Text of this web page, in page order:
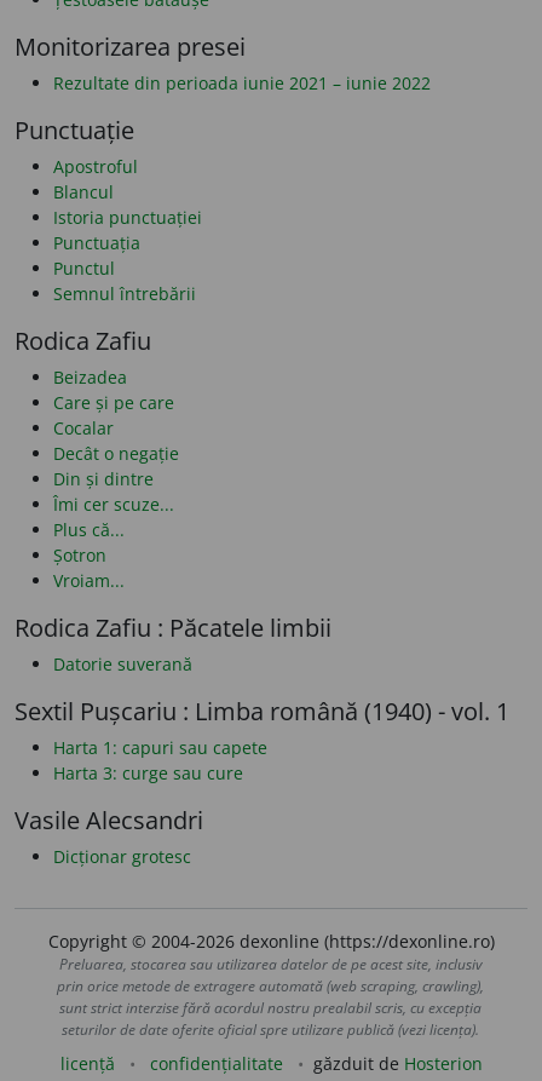
Monitorizarea presei
Rezultate din perioada iunie 2021 – iunie 2022
Punctuație
Apostroful
Blancul
Istoria punctuației
Punctuația
Punctul
Semnul întrebării
Rodica Zafiu
Beizadea
Care și pe care
Cocalar
Decât o negație
Din și dintre
Îmi cer scuze...
Plus că...
Șotron
Vroiam...
Rodica Zafiu : Păcatele limbii
Datorie suverană
Sextil Pușcariu : Limba română (1940) - vol. 1
Harta 1: capuri sau capete
Harta 3: curge sau cure
Vasile Alecsandri
Dicționar grotesc
Copyright © 2004-2026 dexonline (https://dexonline.ro)
Preluarea, stocarea sau utilizarea datelor de pe acest site, inclusiv
prin orice metode de extragere automată (web scraping, crawling),
sunt strict interzise fără acordul nostru prealabil scris, cu excepția
seturilor de date oferite oficial spre utilizare publică (vezi licența).
licență confidențialitate găzduit de Hosterion